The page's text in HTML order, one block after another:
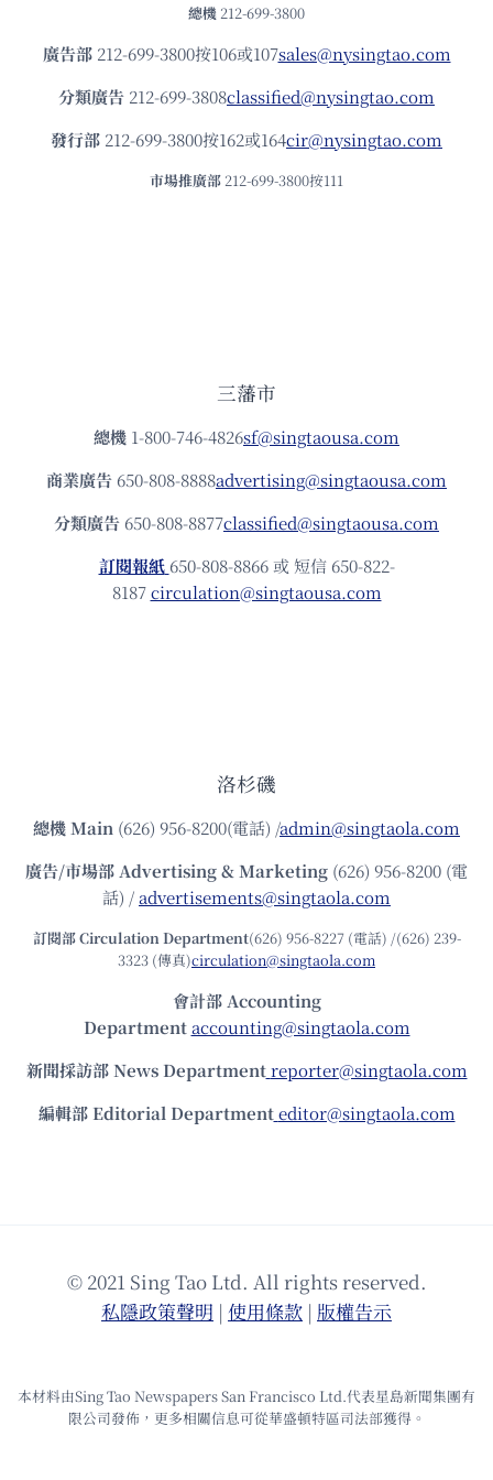
總機 212-699-3800
廣告部212-699-3800按106或107sales@nysingtao.com
分類廣告 212-699-3808classified@nysingtao.com
發⾏部 212-699-3800按162或164cir@nysingtao.com
市場推廣部 212-699-3800按111
三藩市
總機 1-800-746-4826sf@singtaousa.com
商業廣告 650-808-8888advertising@singtaousa.com
分類廣告 650-808-8877classified@singtaousa.com
訂閱報紙 650-808-8866 或 短信 650-822-
8187circulation@singtaousa.com
洛杉磯
總機Main (626) 956-8200(電話) /admin@singtaola.com
廣告/市場部Advertising & Marketing (626) 956-8200 (電
話) /advertisements@singtaola.com
訂閱部 Circulation Department(626) 956-8227 (電話) /(626) 239-
3323 (傳真)circulation@singtaola.com
會計部 Accounting
Department accounting@singtaola.com
新聞採訪部 News Department reporter@singtaola.com
編輯部 Editorial Department editor@singtaola.com
© 2021 Sing Tao Ltd. All rights reserved.
私隱政策聲明 | 使⽤條款 | 版權告⽰
本材料由Sing Tao Newspapers San Francisco Ltd.代表星島新聞集團有
限公司發佈，更多相關信息可從華盛頓特區司法部獲得。